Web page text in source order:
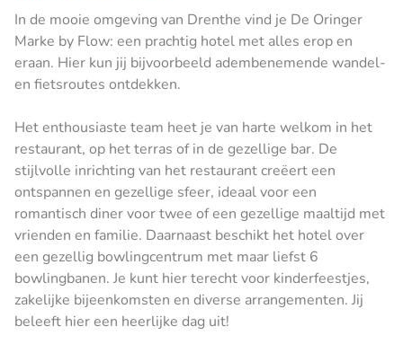
In de mooie omgeving van Drenthe vind je De Oringer
Marke by Flow: een prachtig hotel met alles erop en
eraan. Hier kun jij bijvoorbeeld adembenemende wandel-
en fietsroutes ontdekken.
Het enthousiaste team heet je van harte welkom in het
restaurant, op het terras of in de gezellige bar. De
stijlvolle inrichting van het restaurant creëert een
ontspannen en gezellige sfeer, ideaal voor een
romantisch diner voor twee of een gezellige maaltijd met
vrienden en familie. Daarnaast beschikt het hotel over
een gezellig bowlingcentrum met maar liefst 6
bowlingbanen. Je kunt hier terecht voor kinderfeestjes,
zakelijke bijeenkomsten en diverse arrangementen. Jij
beleeft hier een heerlijke dag uit!